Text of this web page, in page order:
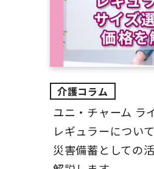
ユニ・チャーム ラ
レギュラーについ
災害備蓄としての